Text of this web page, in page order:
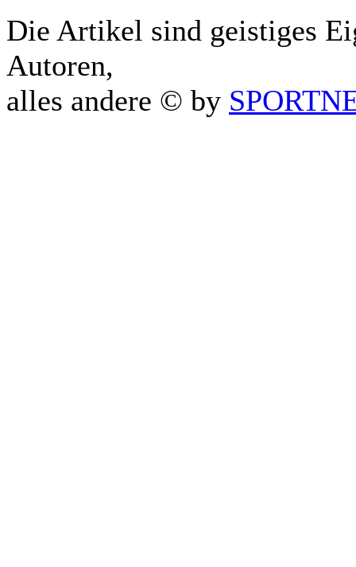
Die Artikel sind geistiges
Autoren,
alles andere © by